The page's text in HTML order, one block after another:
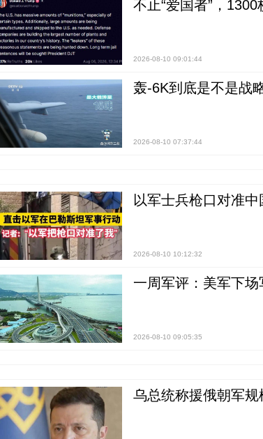
不止“爱国者”，
2026-08-10 09:01:44
轰-6K到底是不是战
2026-08-10 07:37:44
以军士兵枪口对准
2026-08-10 10:12:32
一周军评：美军下场
2026-08-10 09:05:35
乌总统称援俄朝军